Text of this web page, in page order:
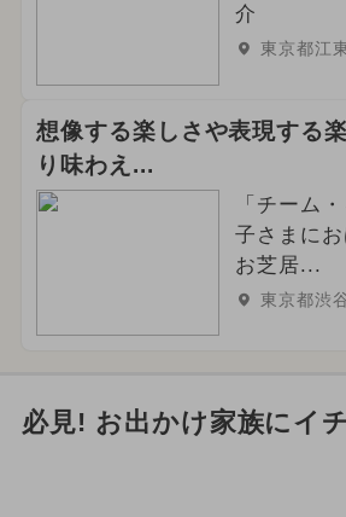
2025年9月のイベント
介
東京都江
想像する楽しさや表現する
り味わえ...
「チーム
子さまに
お芝居...
東京都渋
必見! お出かけ家族にイ